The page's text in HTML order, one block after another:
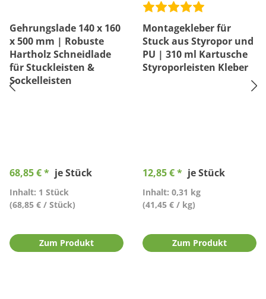
Gehrungslade 140 x 160
x 500 mm | Robuste
Hartholz Schneidlade
für Stuckleisten &
Sockelleisten
68,85 € * je Stück
Inhalt: 1 Stück
(68,85 € / Stück)
Zum Produkt
Montagekleber für
Stuck aus Styropor und
PU | 310 ml Kartusche
Styroporleisten Kleber
12,85 € * je Stück
Inhalt: 0,31 kg
(41,45 € / kg)
Zum Produkt